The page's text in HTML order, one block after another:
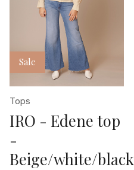
Sale
Tops
IRO - Edene top
-
Beige/white/black